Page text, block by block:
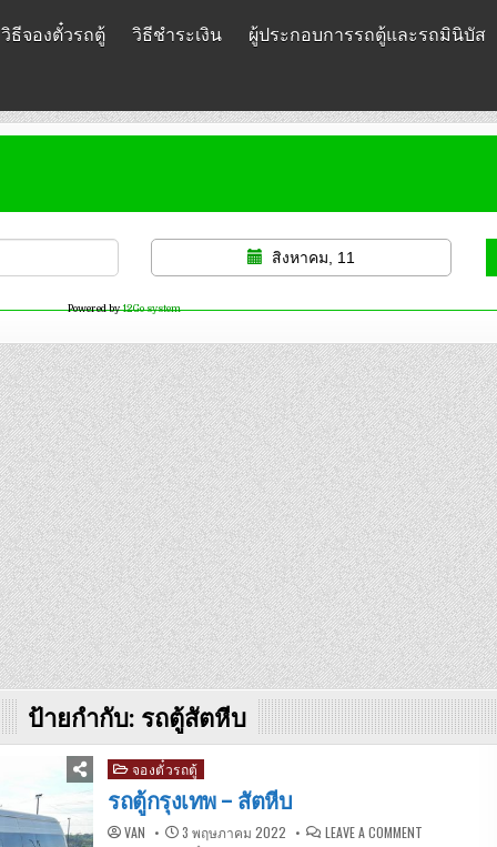
วิธีจองตั๋วรถตู้ วิธีชำระเงิน ผู้ประกอบการรถตู้และรถมินิบัส
สิงหาคม, 11
Powered by12Go system
ป้ายกำกับ: รถตู้สัตหีบ
Posted
in
จองตั๋วรถตู้
รถตู้กรุงเทพ – สัตหีบ
VAN 3 พฤษภาคม 2022 LEAVE A COMMENT